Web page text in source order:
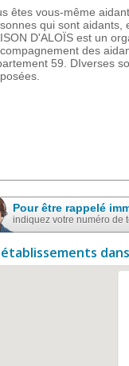
êtes vous-même
qui sont aidants,
D'ALOÏS est un
des
59. DIverses
Pour être rappelé
indiquez votre numéro de
établissements